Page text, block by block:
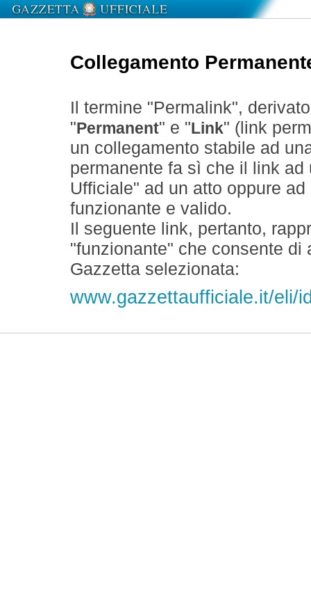
Collegamento
Il termine "Permalink",
" Permanent" e " Link" (link
un collegamento stabile ad
permanente fa sì che il link
Ufficiale" ad un atto oppure
funzionante e valido.
Il seguente link, pertanto,
"funzionante" che consente
Gazzetta selezionata:
www.gazzettaufficiale.it/eli/